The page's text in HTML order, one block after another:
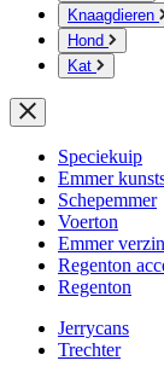
Knaagdieren
Hond
Kat
Speciekuip
Emmer
Schepemmer
Voerton
Emmer
Regenton
Regenton
Jerrycans
Trechter